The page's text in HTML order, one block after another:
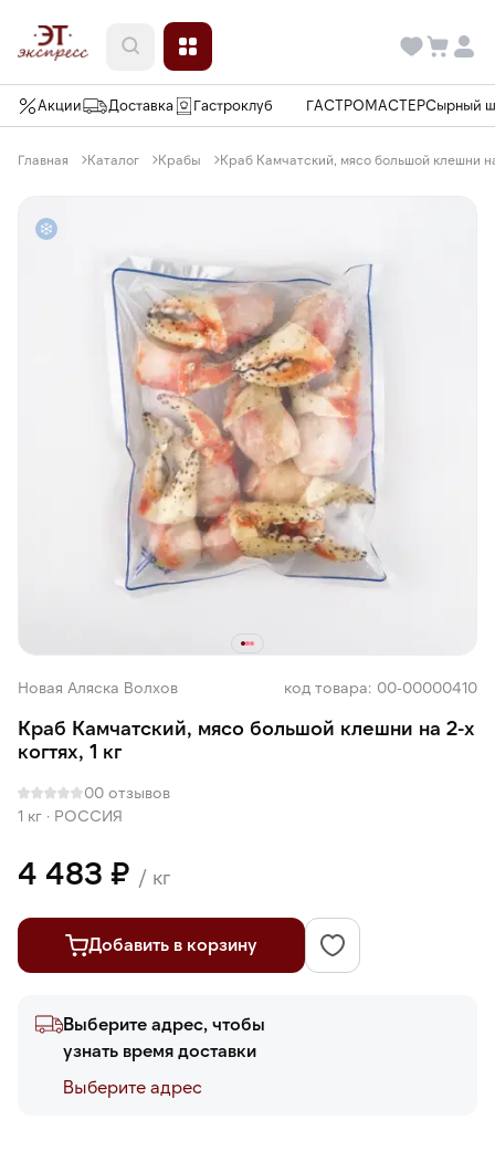
Акции Доставка Гастроклуб ГАСТРОМАСТЕРСырный
Главная Каталог Крабы Краб Камчатский, мясо большой клешни на
Новая Аляска Волхов код товара: 00-00000410
Краб Камчатский, мясо большой клешни на 2-х
когтях, 1 кг
00 отзывов
1 кг · РОССИЯ
4 483 ₽ / кг
Добавить в корзину
Выберите адрес, чтобы
узнать время доставки
Выберите адреc